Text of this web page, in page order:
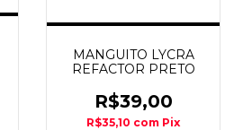
MANGUITO LYCRA
REFACTOR PRETO
R$39,00
R$35,10 com Pix